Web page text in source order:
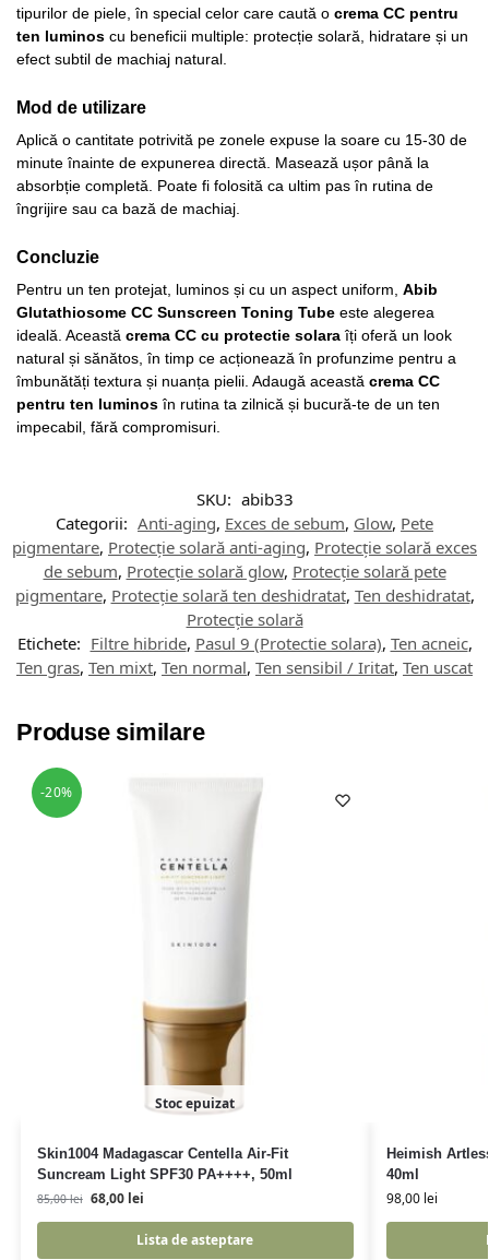
tipurilor de piele, în special celor care caută o crema CC pentru
ten luminos cu beneficii multiple: protecție solară, hidratare și un
efect subtil de machiaj natural.
Mod de utilizare
Aplică o cantitate potrivită pe zonele expuse la soare cu 15-30 de
minute înainte de expunerea directă. Masează ușor până la
absorbție completă. Poate fi folosită ca ultim pas în rutina de
îngrijire sau ca bază de machiaj.
Concluzie
Pentru un ten protejat, luminos și cu un aspect uniform, Abib
Glutathiosome CC Sunscreen Toning Tube este alegerea
ideală. Această crema CC cu protectie solaraîți oferă un look
natural și sănătos, în timp ce acționează în profunzime pentru a
îmbunătăți textura și nuanța pielii. Adaugă această crema CC
pentru ten luminosîn rutina ta zilnică și bucură-te de un ten
impecabil, fără compromisuri.
SKU: abib33
Categorii: Anti-aging, Exces de sebum, Glow, Pete
pigmentare, Protecție solară anti-aging, Protecție solară exces
de sebum, Protecție solară glow, Protecție solară pete
pigmentare, Protecție solară ten deshidratat, Ten deshidratat,
Protecție solară
Etichete: Filtre hibride, Pasul 9 (Protectie solara), Ten acneic,
Ten gras, Ten mixt, Ten normal, Ten sensibil / Iritat, Ten uscat
Produse similare
-20%
Stoc epuizat
Skin1004 Madagascar Centella Air-Fit
Suncream Light SPF30 PA++++, 50ml
85,00lei 68,00 lei
Lista de asteptare
Heimish
40ml
98,00 lei